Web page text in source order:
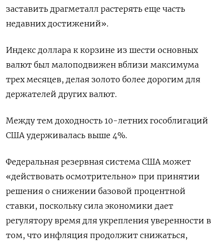
заставить драгметалл растерять еще часть
недавних достижений».
Индекс доллара к корзине из шести основных
валют был малоподвижен вблизи максимума
трех месяцев, делая золото более дорогим для
держателей других валют.
Между тем доходность 10-летних гособлигаций
США удерживалась выше 4%.
Федеральная резервная система США может
«действовать осмотрительно» при принятии
решения о снижении базовой процентной
ставки, поскольку сила экономики дает
регулятору время для укрепления уверенности в
том, что инфляция продолжит снижаться,